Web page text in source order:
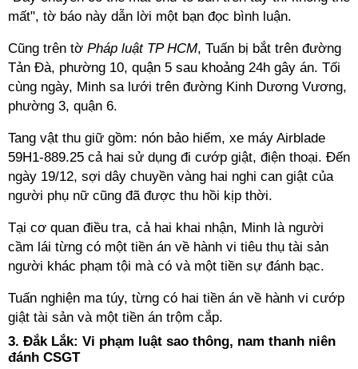
mất", tờ báo này dẫn lời một bạn đọc bình luận.
Cũng trên tờ Pháp luật TP HCM, Tuấn bị bắt trên đường
Tản Đà, phường 10, quận 5 sau khoảng 24h gây án. Tối
cùng ngày, Minh sa lưới trên đường Kinh Dương Vương,
phường 3, quận 6.
Tang vật thu giữ gồm: nón bảo hiểm, xe máy Airblade
59H1-889.25 cả hai sử dụng đi cướp giật, điện thoại. Đến
ngày 19/12, sợi dây chuyền vàng hai nghi can giật của
người phụ nữ cũng đã được thu hồi kịp thời.
Tại cơ quan điều tra, cả hai khai nhận, Minh là người
cầm lái từng có một tiền án về hành vi tiêu thụ tài sản
người khác phạm tội mà có và một tiền sự đánh bạc.
Tuấn nghiện ma túy, từng có hai tiền án về hành vi cướp
giật tài sản và một tiền án trộm cắp.
3. Đắk Lắk: Vi phạm luật sao thông, nam thanh niên
đánh CSGT